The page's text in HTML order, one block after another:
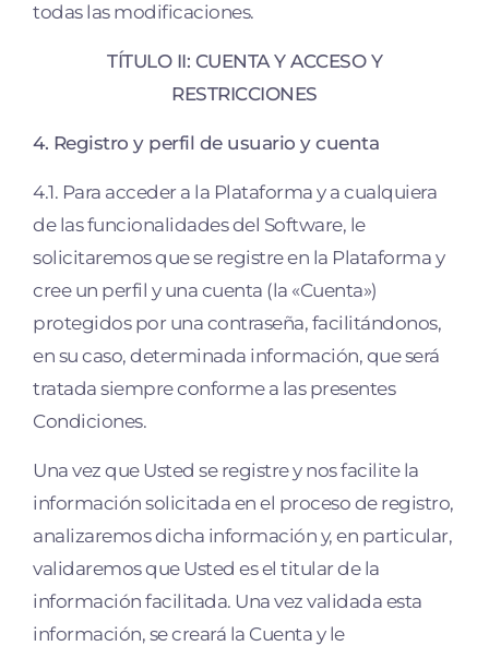
todas las modificaciones.
TÍTULO II: CUENTA Y ACCESO Y
RESTRICCIONES
4. Registro y perfil de usuario y cuenta
4.1. Para acceder a la Plataforma y a cualquiera
de las funcionalidades del Software, le
solicitaremos que se registre en la Plataforma y
cree un perfil y una cuenta (la «Cuenta»)
protegidos por una contraseña, facilitándonos,
en su caso, determinada información, que será
tratada siempre conforme a las presentes
Condiciones.
Una vez que Usted se registre y nos facilite la
información solicitada en el proceso de registro,
analizaremos dicha información y, en particular,
validaremos que Usted es el titular de la
información facilitada. Una vez validada esta
información, se creará la Cuenta y le